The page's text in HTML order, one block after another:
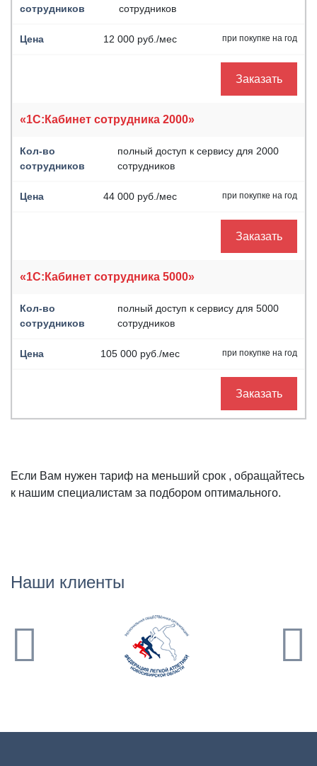
сотрудников
12 000 руб./мес при покупке на год
Заказать
«1С:Кабинет сотрудника 2000»
полный доступ к сервису для 2000
сотрудников
44 000 руб./мес при покупке на год
Заказать
«1С:Кабинет сотрудника 5000»
полный доступ к сервису для 5000
сотрудников
105 000 руб./мес при покупке на год
Заказать
Если Вам нужен тариф на меньший срок , обращайтесь
к нашим специалистам за подбором оптимального.
Наши клиенты